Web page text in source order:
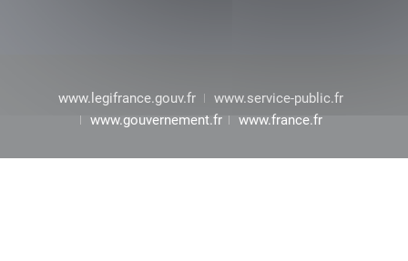
www.legifrance.gouv.fr
www.service-public.fr
www.gouvernement.fr
www.france.fr